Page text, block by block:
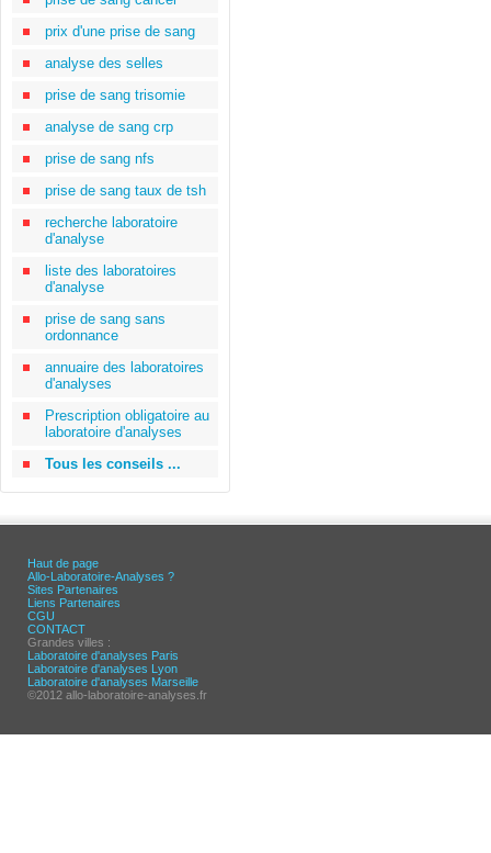
prix d'une prise de sang
analyse des selles
prise de sang trisomie
analyse de sang crp
prise de sang nfs
prise de sang taux de tsh
recherche laboratoire
d'analyse
liste des laboratoires
d'analyse
prise de sang sans
ordonnance
annuaire des laboratoires
d'analyses
Prescription obligatoire au
laboratoire d'analyses
Tous les conseils ...
Haut de page
Allo-Laboratoire-Analyses ?
Sites Partenaires
Liens Partenaires
CGU
CONTACT
Grandes villes :
Laboratoire d'analyses Paris
Laboratoire d'analyses Lyon
Laboratoire d'analyses Marseille
©2012 allo-laboratoire-analyses.fr